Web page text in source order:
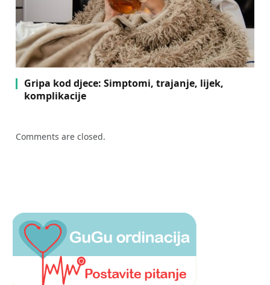
Gripa kod djece: Simptomi, trajanje, lijek,
komplikacije
Comments are closed.